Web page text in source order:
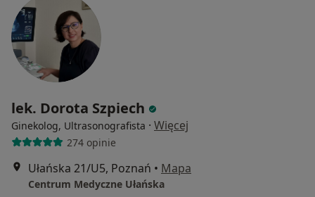
lek. Dorota Szpiech
Ginekolog, Ultrasonografista · Więcej
274 opinie
Ułańska 21/U5, Poznań • Mapa
Centrum Medyczne Ułańska